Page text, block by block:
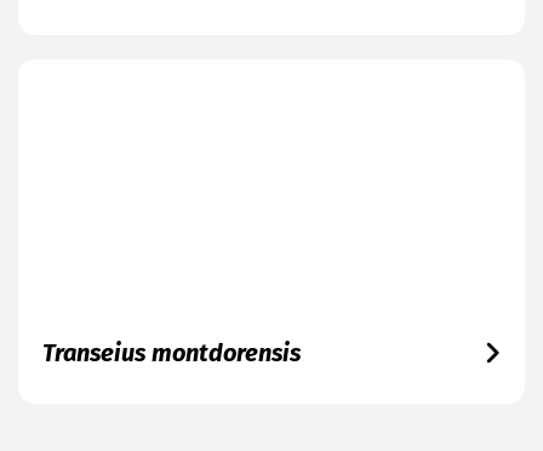
Transeius montdorensis